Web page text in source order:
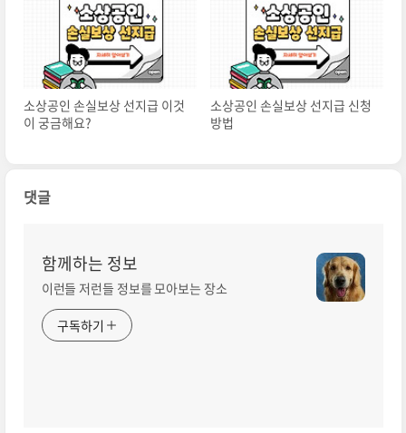
소상공인 손실보상 선지급 이것
이 궁금해요?
소상공인 손실보상 선지급 신청
방법
댓글
함께하는 정보
이런들 저런들 정보를 모아보는 장소
구독하기